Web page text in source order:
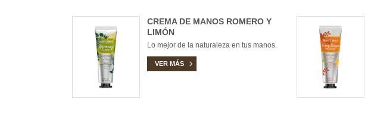
CREMA DE MANOS ROMERO Y
LIMÓN
Lo mejor de la naturaleza en tus manos.
VER MÁS